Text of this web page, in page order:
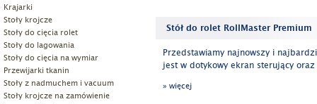
Krajarki
Stoły krojcze
Stoły do cięcia rolet
Stoły do lagowania
Stoły do cięcia na wymiar
Przewijarki tkanin
Stoły z nadmuchem i vacuum
Stoły krojcze na zamówienie
Stół do rolet RollMaster Premium
Przedstawiamy najnowszy i
jest w dotykowy ekran sterujący
» więcej